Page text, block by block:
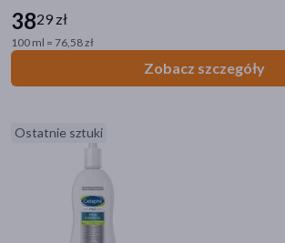
3829 zł
100 ml = 76,58 zł
Zobacz szczegóły
Ostatnie sztuki